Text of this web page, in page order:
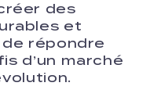
des
et
répondre
d’un marché